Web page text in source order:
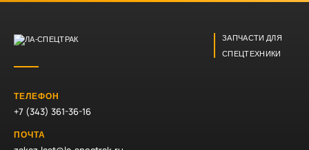
ЗАПЧАСТИ ДЛЯ
СПЕЦТЕХНИКИ
ТЕЛЕФОН
+7 (343) 361-36-16
ПОЧТА